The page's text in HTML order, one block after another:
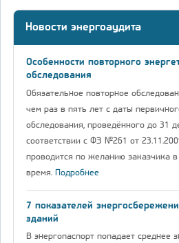
Новости энергоаудита
Особенности повторного
обследования
Обязательное повторное
чем раз в пять лет с даты
обследования, проведённого до 31
соответствии с ФЗ №261 от
проводится по желанию заказчика
время. Подробнее
7 показателей
зданий
В энергопаспорт попадает среднее